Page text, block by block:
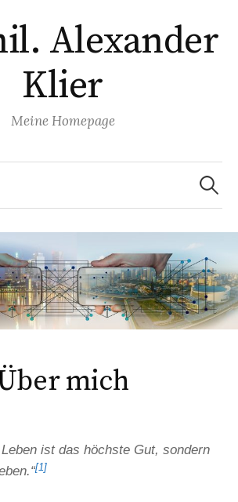
Alexander
Klier
Meine Homepage
Suchen
nach:
mich
ist das höchste Gut, sondern
[1]